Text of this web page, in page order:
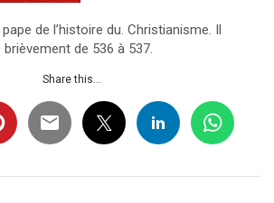
de l’histoire du. Christianisme. Il
brièvement de 536 à 537.
Share this...